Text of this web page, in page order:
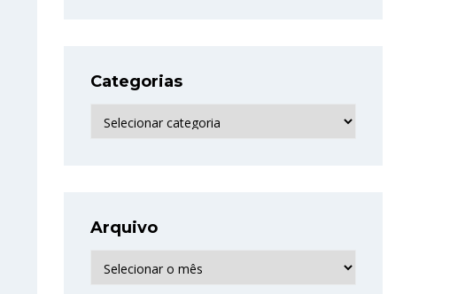
Categorias
Categorias
Arquivo
Arquivo